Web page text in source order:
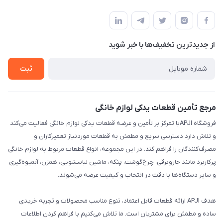
لیست محصولات
درباره ما
قوانین و مقررات
حریم خصوصی
راهنما
از جدید‌ترین تخفیف‌ها با‌ خبر شوید
ثبت
مرجع تأمین قطعات یدکی لوازم خانگی
فروشگاه APJIبا تمرکز بر تأمین و عرضه قطعات یدکی لوازم خانگی فعالیت می‌کند
و تلاش دارد دسترسی سریع و مطمئن به قطعات موردنیاز تعمیرکاران و
مصرف‌کنندگان را فراهم کند. در این مجموعه، انواع قطعات مربوط به لوازم خانگی
پرکاربرد مانند جاروبرقی، چرخ‌گوشت، پنکه، ماشین لباسشویی، همزن، آبمیوه‌گیری
و سایر دستگاه‌ها با دقت در انتخاب و کیفیت عرضه می‌شوند.
هدف APJI ارائه قطعات قابل اعتماد، تنوع مناسب محصولات و تجربه خریدی
ساده و مطمئن برای مشتریان است. ما تلاش می‌کنیم با فراهم کردن اطلاعات